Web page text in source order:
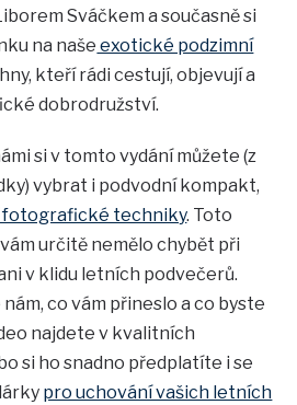
Sváčkem a současně si
na naše exotické podzimní
kteří rádi cestují, objevují a
dobrodružství.
si v tomto vydání můžete (z
vybrat i podvodní kompakt,
fotografické techniky. Toto
určitě nemělo chybět při
v klidu letních podvečerů.
co vám přineslo a co byste
najdete v kvalitních
si ho snadno předplatíte i se
pro uchování vašich letních